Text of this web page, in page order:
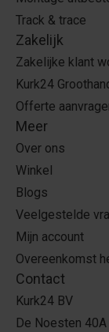
Track & trace
Zakelijk
Zakelijke klant
Kurk24
Offerte
Meer
Over ons
Winkel
Blogs
Veelgestelde
Mijn account
Overeenkomst
Contact
Kurk24 BV
De Noesten 40A